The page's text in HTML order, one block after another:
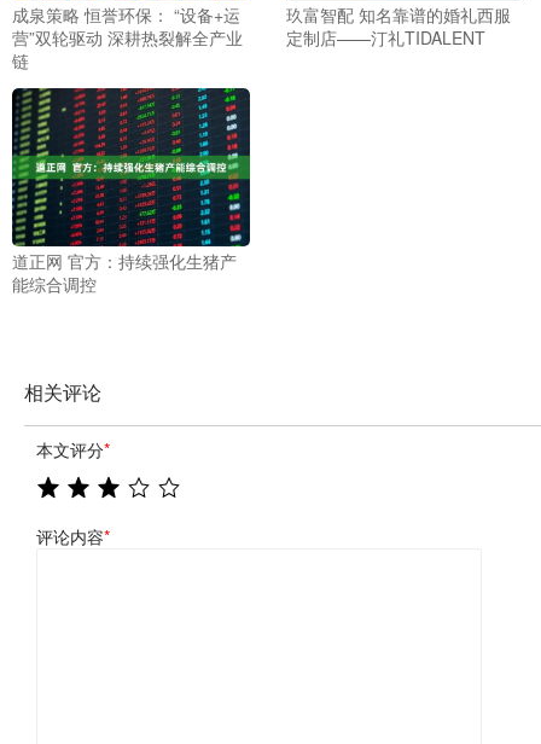
成泉策略 恒誉环保： “设备+运
营”双轮驱动 深耕热裂解全产业
链
玖富智配 知名靠谱的婚礼西服
定制店——汀礼TIDALENT
道正网 官方：持续强化生猪产
能综合调控
相关评论
本文评分*
评论内容*